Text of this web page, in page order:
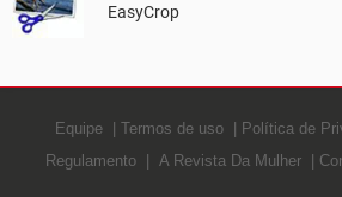
EasyCrop
Equipe Termos de uso Política de
Regulamento
A Revista Da Mulher